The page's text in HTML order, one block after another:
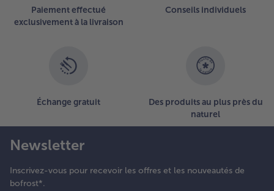
Paiement effectué
exclusivement à la livraison
Conseils individuels
Échange gratuit
Des produits au plus près du
naturel
Newsletter
Inscrivez-vous pour recevoir les offres et les nouveautés de
bofrost*.